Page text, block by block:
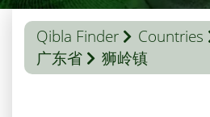
Qibla Finder Countries
广东省
狮岭镇